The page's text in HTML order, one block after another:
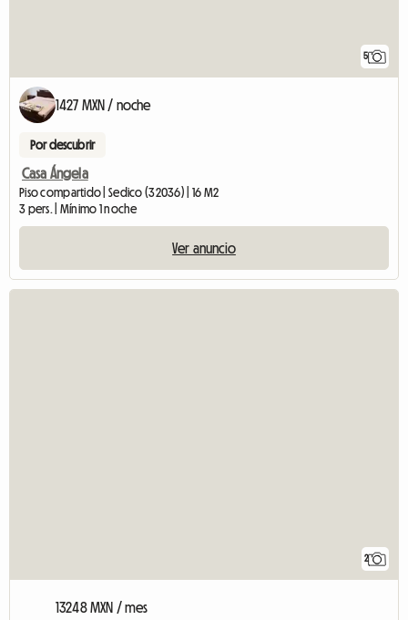
5
1427 MXN / noche
Por descubrir
Casa Ángela
Piso compartido | Sedico (32036) | 16 M2
3 pers. | Mínimo 1 noche
Ver anuncio
2
13248 MXN / mes